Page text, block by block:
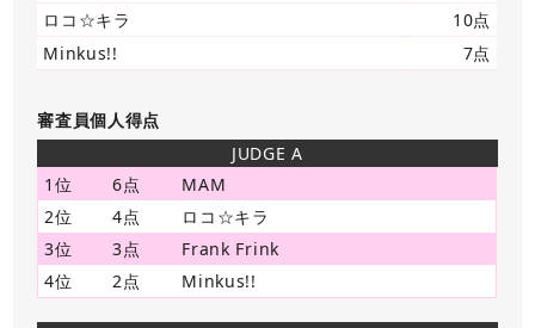
ロコ☆キラ
10点
Minkus!!
7点
審査員個人得点
JUDGE A
1位
6点
MAM
2位
4点
ロコ☆キラ
3位
3点
Frank Frink
4位
2点 Minkus!!